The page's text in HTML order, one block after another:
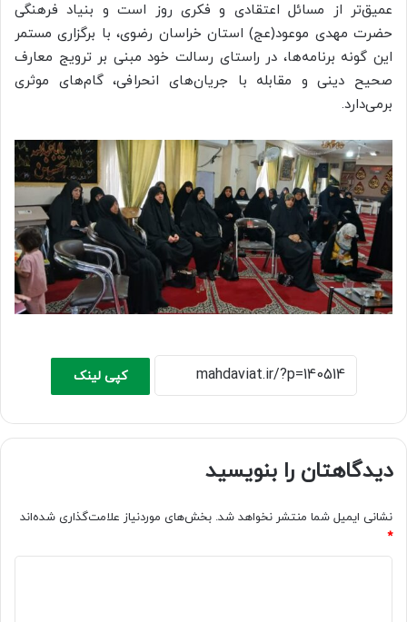
عمیق‌تر از مسائل اعتقادی و فکری روز است و بنیاد فرهنگی
حضرت مهدی موعود(عج) استان خراسان رضوی، با برگزاری مستمر
این گونه برنامه‌ها، در راستای رسالت خود مبنی بر ترویج معارف
صحیح دینی و مقابله با جریان‌های انحرافی، گام‌های موثری
برمی‌دارد.
کپی لینک
دیدگاهتان را بنویسید
نشانی ایمیل شما منتشر نخواهد شد. بخش‌های موردنیاز علامت‌گذاری شده‌اند
*